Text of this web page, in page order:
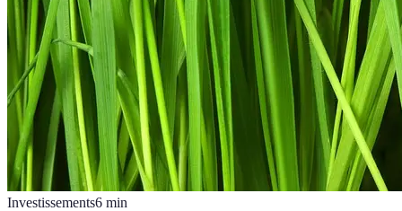
Investissements6 min